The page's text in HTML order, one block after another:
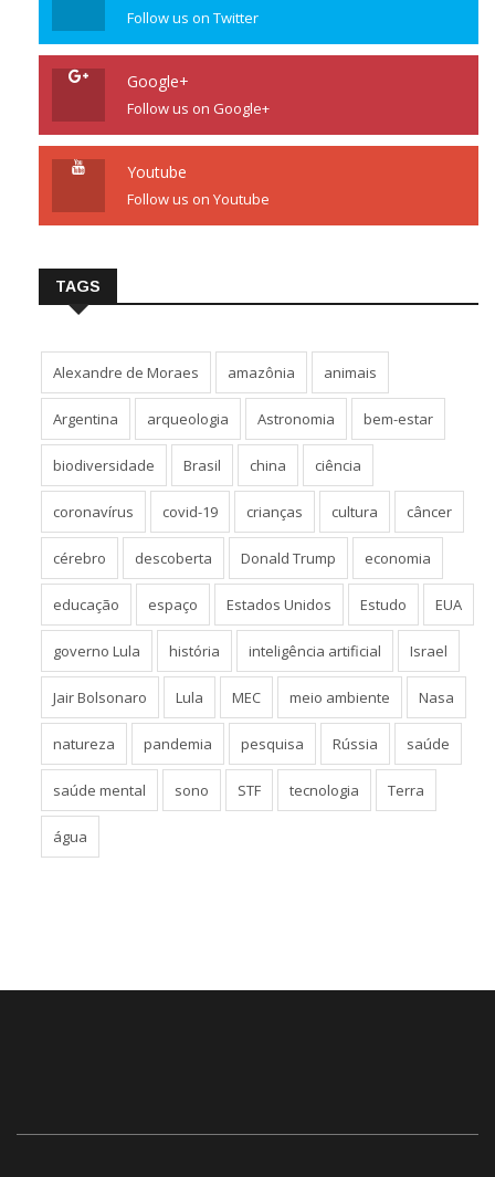
Follow us on Twitter
Google+
Follow us on Google+
Youtube
Follow us on Youtube
TAGS
Alexandre de Moraes amazônia animais
Argentina arqueologia Astronomia bem-estar
biodiversidade Brasil china ciência
coronavírus covid-19 crianças cultura câncer
cérebro descoberta Donald Trump economia
educação espaço Estados Unidos Estudo EUA
governo Lula história inteligência artificial Israel
Jair Bolsonaro Lula MEC meio ambiente Nasa
natureza pandemia pesquisa Rússia saúde
saúde mental sono STF tecnologia Terra
água